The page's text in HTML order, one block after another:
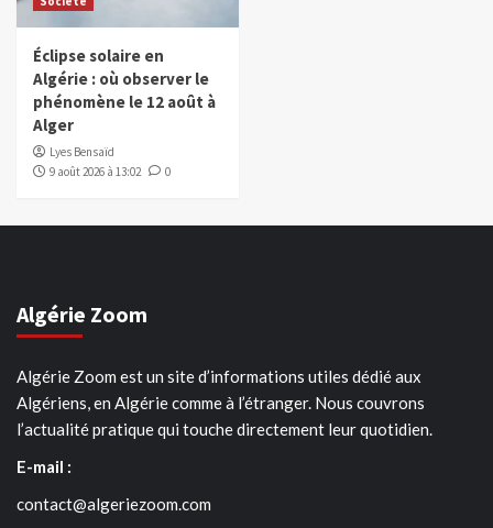
Éclipse solaire en
Algérie : où observer le
phénomène le 12 août à
Alger
Lyes Bensaïd
9 août 2026 à 13:02
0
Algérie Zoom
Algérie Zoom est un site d’informations utiles dédié aux
Algériens, en Algérie comme à l’étranger. Nous couvrons
l’actualité pratique qui touche directement leur quotidien.
E-mail :
contact@algeriezoom.com